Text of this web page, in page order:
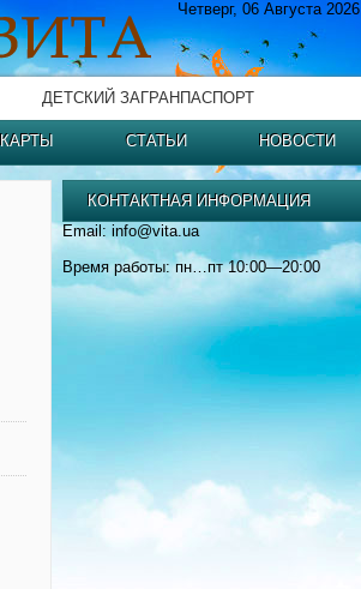
Четверг, 06 Августа 2026
ДЕТСКИЙ ЗАГРАНПАСПОРТ
КАРТЫ СТАТЬИ НОВОСТИ
КОНТАКТНАЯ ИНФОРМАЦИЯ
Email: info@vita.ua
Время работы: пн…пт 10:00—20:00